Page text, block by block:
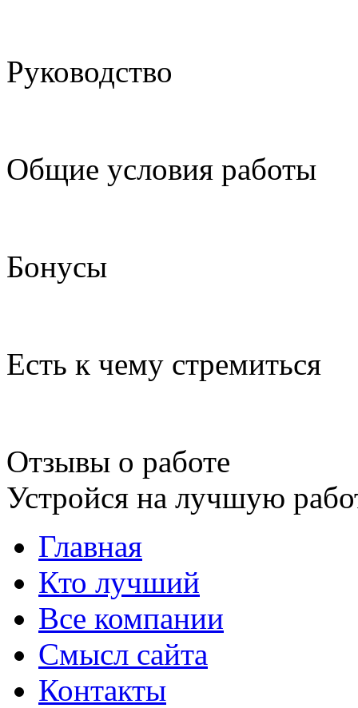
Руководство
Общие условия работы
Бонусы
Есть к чему стремиться
Отзывы о работе
Устройся на лучшую
Главная
Кто лучший
Все компании
Смысл сайта
Контакты